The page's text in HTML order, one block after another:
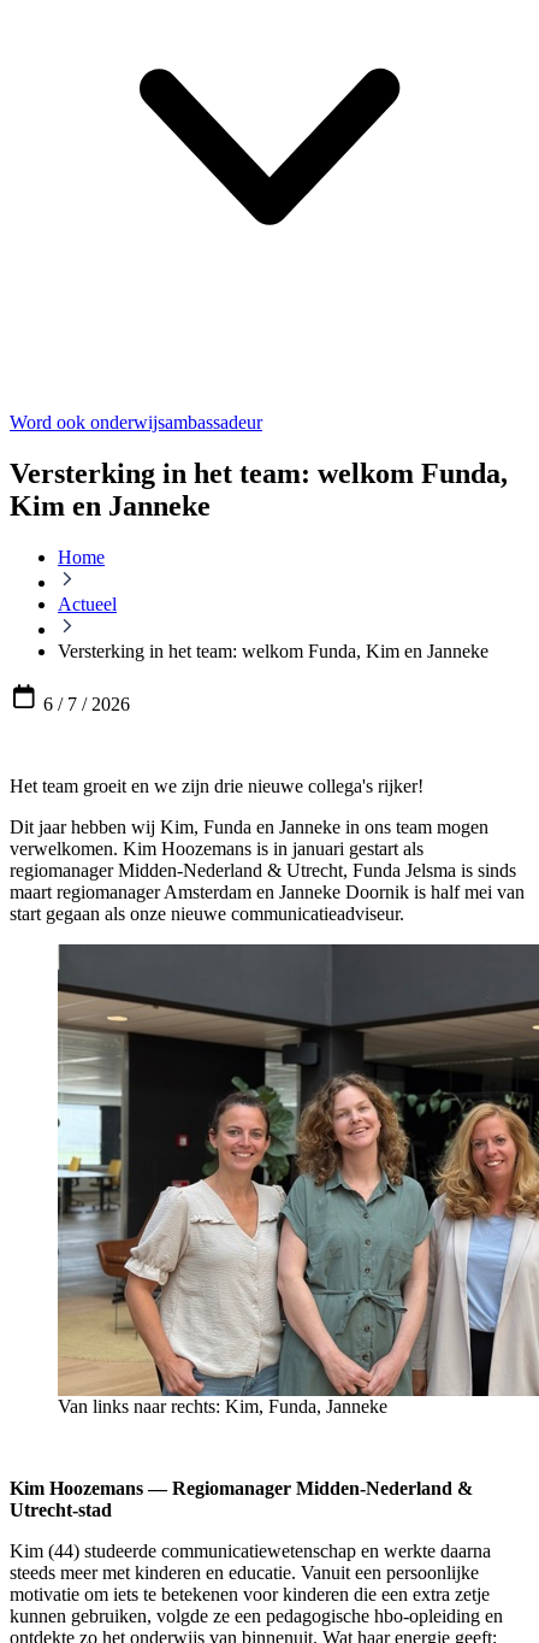
Word ook onderwijsambassadeur
Versterking in het team: welkom Funda,
Kim en Janneke
Home
Actueel
Versterking in het team: welkom Funda, Kim en Janneke
6 / 7 / 2026
Het team groeit en we zijn drie nieuwe collega's rijker!
Dit jaar hebben wij Kim, Funda en Janneke in ons team mogen
verwelkomen. Kim Hoozemans is in januari gestart als
regiomanager Midden-Nederland & Utrecht, Funda Jelsma is sinds
maart regiomanager Amsterdam en Janneke Doornik is half mei van
start gegaan als onze nieuwe communicatieadviseur.
Van links naar rechts: Kim, Funda, Janneke
Kim Hoozemans — Regiomanager Midden-Nederland &
Utrecht-stad
Kim (44) studeerde communicatiewetenschap en werkte daarna
steeds meer met kinderen en educatie. Vanuit een persoonlijke
motivatie om iets te betekenen voor kinderen die een extra zetje
kunnen gebruiken, volgde ze een pedagogische hbo-opleiding en
ontdekte zo het onderwijs van binnenuit. Wat haar energie geeft: